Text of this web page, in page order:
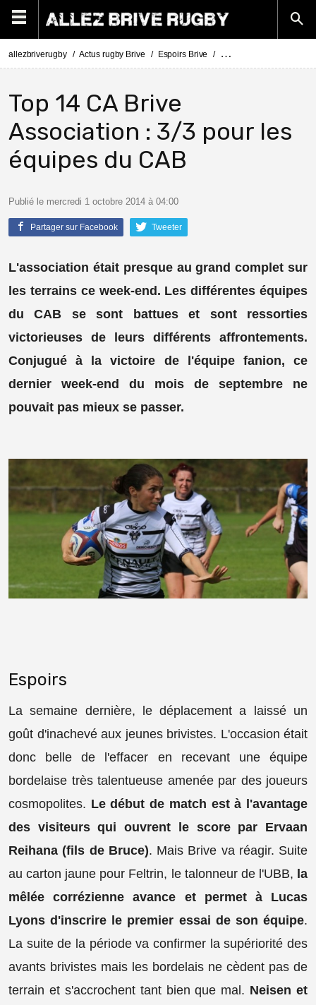
allezbriverugby Actus rugby Brive Espoirs Brive Top 14 CA Brive
Top 14 CA Brive
Association : 3/3 pour les
équipes du CAB
Publié le mercredi 1 octobre 2014 à 04:00
Partager sur Facebook Tweeter
L'association était presque au grand complet sur
les terrains ce week-end. Les différentes équipes
du CAB se sont battues et sont ressorties
victorieuses de leurs différents affrontements.
Conjugué à la victoire de l'équipe fanion, ce
dernier week-end du mois de septembre ne
pouvait pas mieux se passer.
Espoirs
La semaine dernière, le déplacement a laissé un
goût d'inachevé aux jeunes brivistes. L'occasion était
donc belle de l'effacer en recevant une équipe
bordelaise très talentueuse amenée par des joueurs
cosmopolites. Le début de match est à l'avantage
des visiteurs qui ouvrent le score par Ervaan
Reihana (fils de Bruce). Mais Brive va réagir. Suite
au carton jaune pour Feltrin, le talonneur de l'UBB, la
mêlée corrézienne avance et permet à Lucas
Lyons d'inscrire le premier essai de son équipe.
La suite de la période va confirmer la supériorité des
avants brivistes mais les bordelais ne cèdent pas de
terrain et s'accrochent tant bien que mal. Neisen et